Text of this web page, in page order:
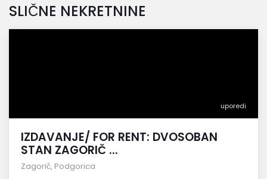
SLIČNE NEKRETNINE
uporedi
IZDAVANJE/ FOR RENT: DVOSOBAN
STAN ZAGORIČ ...
Zagorič, Podgorica